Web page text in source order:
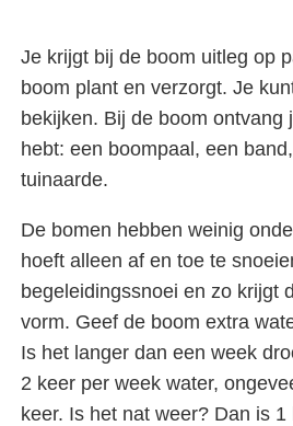
Je krijgt bij de boom uitleg op
boom plant en verzorgt. Je
bekijken. Bij de boom ontvang
hebt: een boompaal, een
tuinaarde.
De bomen hebben weinig
hoeft alleen af en toe te
begeleidingssnoei en zo krijgt
vorm. Geef de boom extra
Is het langer dan een week
2 keer per week water,
keer. Is het nat weer? Dan is